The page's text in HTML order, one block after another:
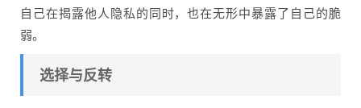
自己在揭露他人隐私的同时，也在无形中暴露了自己的脆
弱。
选择与反转